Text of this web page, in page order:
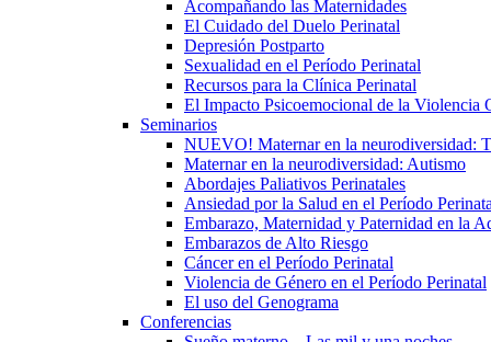
Acompañando las Maternidades
El Cuidado del Duelo Perinatal
Depresión Postparto
Sexualidad en el Período Perinatal
Recursos para la Clínica Perinatal
El Impacto Psicoemocional de la Violencia
Seminarios
NUEVO! Maternar en la neurodiversidad:
Maternar en la neurodiversidad: Autismo
Abordajes Paliativos Perinatales
Ansiedad por la Salud en el Período
Embarazo, Maternidad y Paternidad en la
Embarazos de Alto Riesgo
Cáncer en el Período Perinatal
Violencia de Género en el Período Perinatal
El uso del Genograma
Conferencias